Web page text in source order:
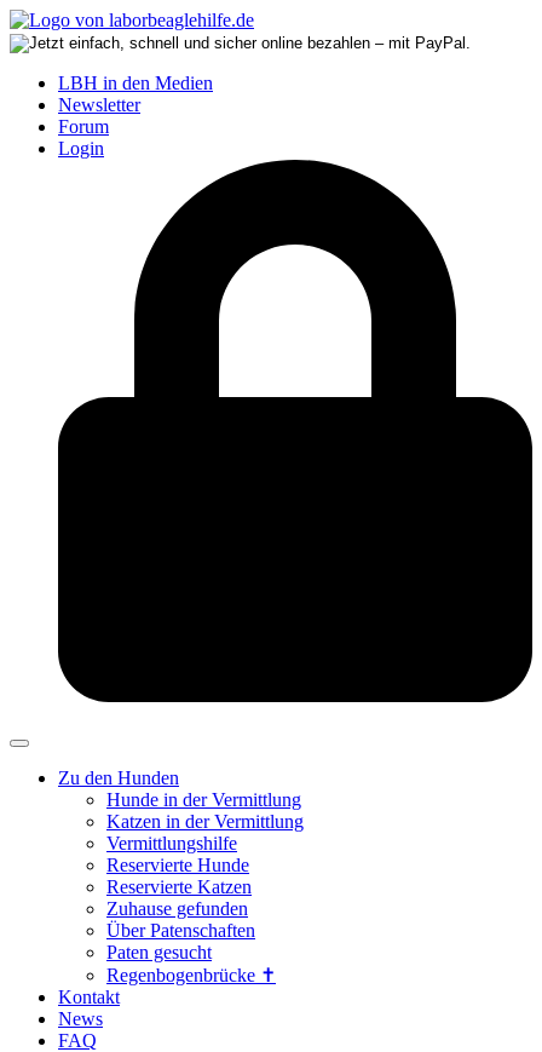
LBH in den Medien
Newsletter
Forum
Login
Zu den Hunden
Hunde in der Vermittlung
Katzen in der Vermittlung
Vermittlungshilfe
Reservierte Hunde
Reservierte Katzen
Zuhause gefunden
Über Patenschaften
Paten gesucht
Regenbogenbrücke ✝
Kontakt
News
FAQ